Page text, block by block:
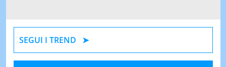
SEGUI I TREND